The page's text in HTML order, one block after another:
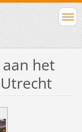
het